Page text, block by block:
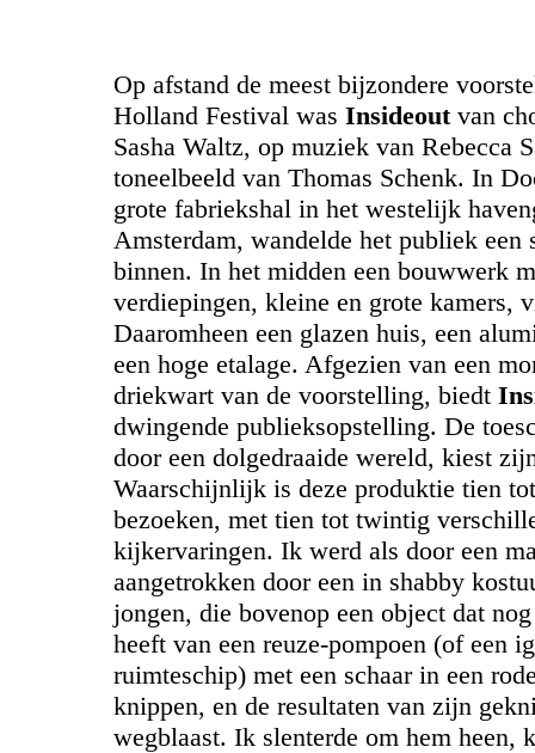
Op afstand de meest bijzondere
Holland Festival was Insideoutvan
Sasha Waltz, op muziek van Rebecca
toneelbeeld van Thomas Schenk. In
grote fabriekshal in het westelijk
Amsterdam, wandelde het publiek een
binnen. In het midden een bouwwerk
verdiepingen, kleine en grote kamers,
Daaromheen een glazen huis, een
een hoge etalage. Afgezien van een
driekwart van de voorstelling, biedt
dwingende publieksopstelling. De
door een dolgedraaide wereld, kiest
Waarschijnlijk is deze produktie tien
bezoeken, met tien tot twintig
kijkervaringen. Ik werd als door een
aangetrokken door een in shabby
jongen, die bovenop een object dat
heeft van een reuze-pompoen (of een
ruimteschip) met een schaar in een
knippen, en de resultaten van zijn
wegblaast. Ik slenterde om hem heen,